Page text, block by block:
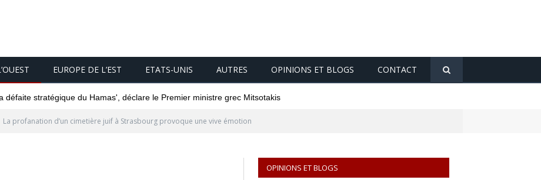
EUROPE DE L’EST ETATS-UNIS AUTRES OPINIONS ET BLOGS CONTACT
défaite stratégique du Hamas', déclare le Premier ministre grec Mitsotakis
La profanation d’un cimetière juif à Strasbourg provoque une vive émotion
OPINIONS ET BLOGS